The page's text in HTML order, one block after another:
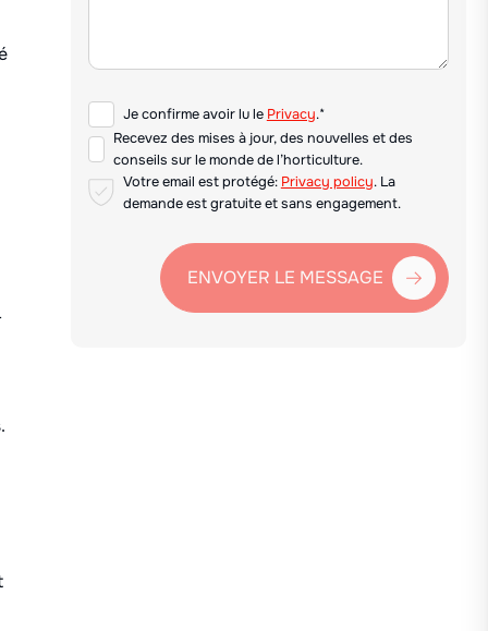
Je confirme avoir lu le Privacy.*
Recevez des mises à jour, des nouvelles et des
conseils sur le monde de l’horticulture.
Votre email est protégé: Privacy policy. La
demande est gratuite et sans engagement.
ENVOYER LE MESSAGE